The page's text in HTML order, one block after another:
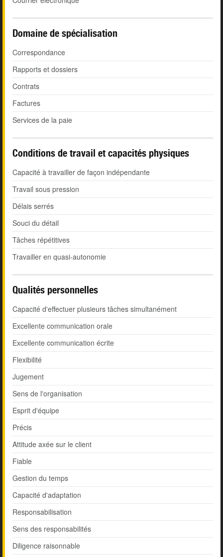
Domaine de spécialisation
Correspondance
Rapports et dossiers
Contrats
Factures
Services de la paie
Conditions de travail et capacités physiques
Capacité à travailler de façon indépendante
Travail sous pression
Délais serrés
Souci du détail
Tâches répétitives
Travailler en quasi-autonomie
Qualités personnelles
Capacité d'effectuer plusieurs tâches simultanément
Excellente communication orale
Excellente communication écrite
Flexibilité
Jugement
Sens de l'organisation
Esprit d'équipe
Précis
Attitude axée sur le client
Fiable
Gestion du temps
Capacité d'adaptation
Responsabilisation
Sens des responsabilités
Diligence raisonnable